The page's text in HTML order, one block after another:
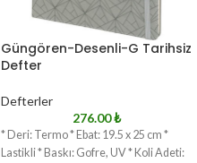
Güngören-Desenli-G Tarihsiz
Defter
Defterler
276.00₺
* Deri: Termo * Ebat: 19.5 x 25 cm *
Lastikli * Baskı: Gofre, UV * Koli Adeti: